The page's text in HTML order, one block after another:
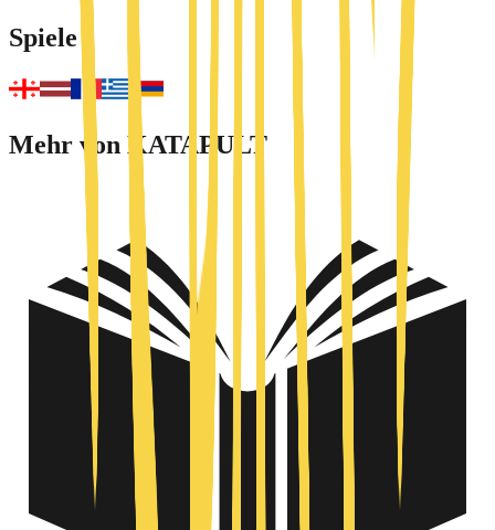
Spiele
Mehr von KATAPULT